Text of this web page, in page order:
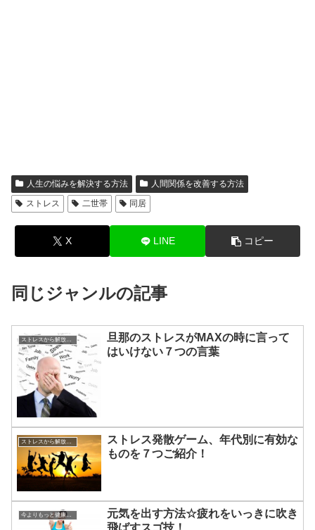
人生の悩みを解決する方法
人間関係を改善する方法
ストレス
二世帯 同居
X LINE コピー
同じジャンルの記事
旦那のストレスがMAXの時に言って
はいけない７つの言葉
ストレス発散ゲーム、年代別に有効な
ものを７つご紹介！
今よりもっと健康になる方法
元気を出す方法☆疲れをいっきに吹き
飛ばすスゴ技！